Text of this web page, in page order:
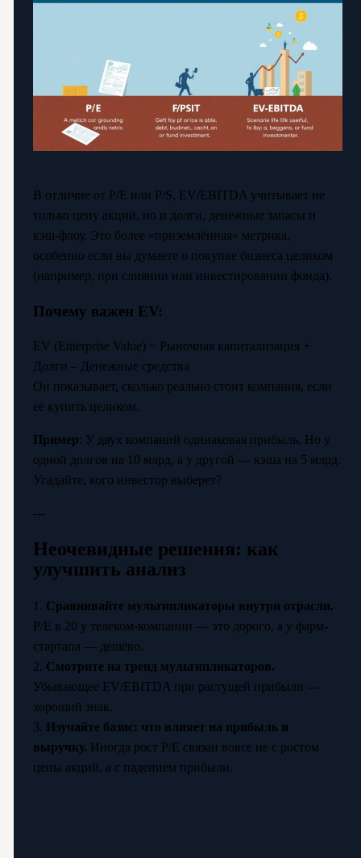
В отличие от P/E или P/S, EV/EBITDA учитывает не
только цену акций, но и долги, денежные запасы и
кэш-флоу. Это более «приземлённая» метрика,
особенно если вы думаете о покупке бизнеса целиком
(например, при слиянии или инвестировании фонда).
Почему важен EV:
EV (Enterprise Value) = Рыночная капитализация +
Долги – Денежные средства
Он показывает, сколько реально стоит компания, если
её купить целиком.
Пример: У двух компаний одинаковая прибыль. Но у
одной долгов на 10 млрд, а у другой — кэша на 5 млрд.
Угадайте, кого инвестор выберет?
---
Неочевидные решения: как
улучшить анализ
1. Сравнивайте мультипликаторы внутри отрасли.
P/E в 20 у телеком-компании — это дорого, а у фарм-
стартапа — дешёво.
2. Смотрите на тренд мультипликаторов.
Убывающее EV/EBITDA при растущей прибыли —
хороший знак.
3. Изучайте базис: что влияет на прибыль и
выручку. Иногда рост P/E связан вовсе не с ростом
цены акций, а с падением прибыли.